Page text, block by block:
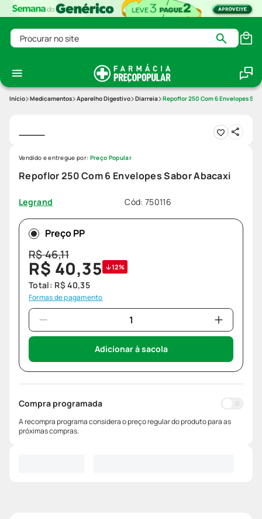
Procurar no site
Medicamentos Aparelho Digestivo Diarreia Repoflor 250 Com 6 Envelopes
Repoflor 250 Com 6 Envelopes Sabor Abacaxi
Legrand Cód: 750116
Vendido e entregue por: Preço Popular
Preço PP
R$46,11
R$ 40,35 12%
Total: R$ 40,35
Formas de pagamento
Adicionar à sacola
Compra programada
A recompra programa considera o preço regular do produto para as
próximas compras.